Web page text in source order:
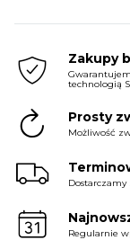
Zakupy
technologią
Prosty
Możliwość
Regularnie